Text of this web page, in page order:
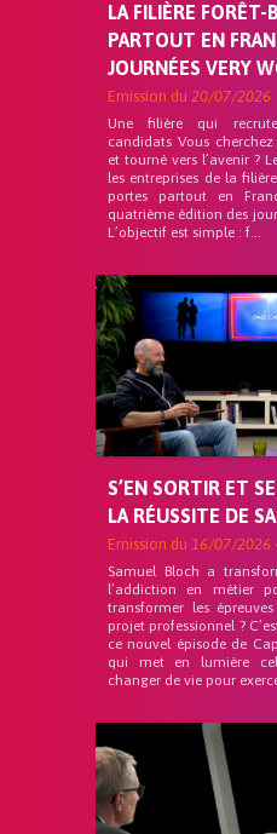
LA FILIÈRE FORÊT-
PARTOUT EN
JOURNÉES VERY
Emission du 20/07/2026
Une filière qui
candidats Vous
et tourné vers l’avenir ?
les entreprises de la
portes partout en
quatrième édition des
L’objectif est simple : f...
S’EN SORTIR ET
LA RÉUSSITE DE
Emission du 16/07/2026
Samuel Bloch a
l’addiction en métier
transformer les
projet professionnel ?
ce nouvel épisode de
qui met en lumière
changer de vie pour